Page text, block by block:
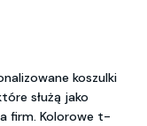
koszulki
służą jako
firm. Kolorowe t-